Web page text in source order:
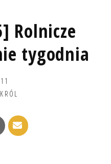
Rolnicze
tygodnia